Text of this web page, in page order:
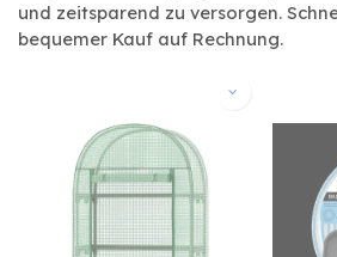
und zeitsparend zu versorgen.
bequemer Kauf auf Rechnung.